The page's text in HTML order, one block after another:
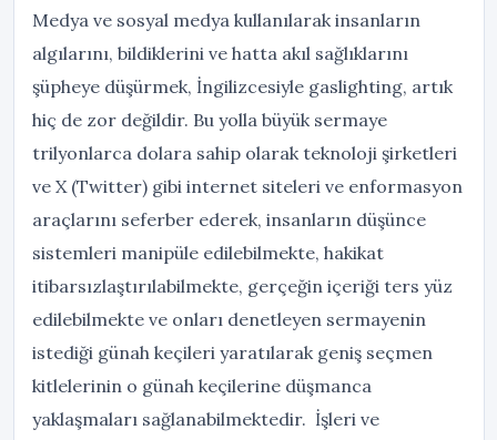
Medya ve sosyal medya kullanılarak insanların
algılarını, bildiklerini ve hatta akıl sağlıklarını
şüpheye düşürmek, İngilizcesiyle gaslighting, artık
hiç de zor değildir. Bu yolla büyük sermaye
trilyonlarca dolara sahip olarak teknoloji şirketleri
ve X (Twitter) gibi internet siteleri ve enformasyon
araçlarını seferber ederek, insanların düşünce
sistemleri manipüle edilebilmekte, hakikat
itibarsızlaştırılabilmekte, gerçeğin içeriği ters yüz
edilebilmekte ve onları denetleyen sermayenin
istediği günah keçileri yaratılarak geniş seçmen
kitlelerinin o günah keçilerine düşmanca
yaklaşmaları sağlanabilmektedir. İşleri ve